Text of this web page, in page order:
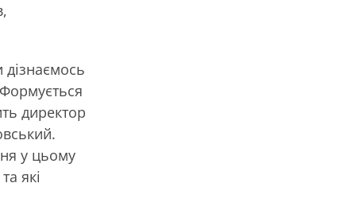
директор
у цьому
які